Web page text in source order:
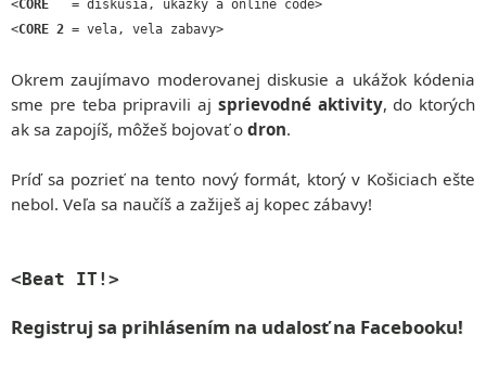
<CORE = diskusia, ukazky a online code>
<CORE 2 = vela, vela zabavy>
Okrem zaujímavo moderovanej diskusie a ukážok kódenia
sme pre teba pripravili aj sprievodné aktivity, do ktorých
ak sa zapojíš, môžeš bojovať o dron.
Príď sa pozrieť na tento nový formát, ktorý v Košiciach ešte
nebol. Veľa sa naučíš a zažiješ aj kopec zábavy!
<Beat IT!>
Registruj sa prihlásením na udalosť na Facebooku!